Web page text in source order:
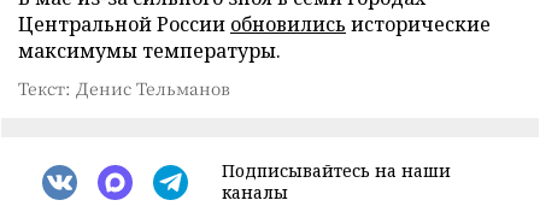
Центральной России обновились исторические
максимумы температуры.
Текст: Денис Тельманов
Подписывайтесь на наши
каналы